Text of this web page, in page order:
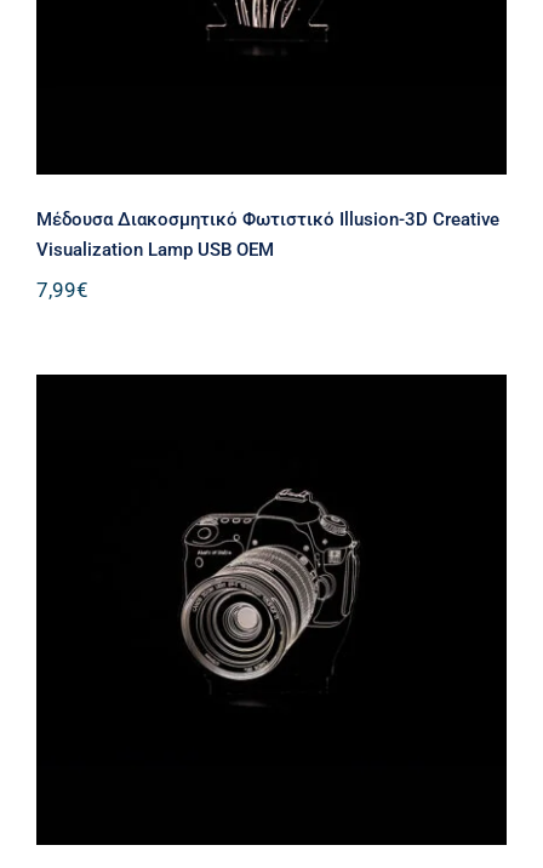
Μέδουσα Διακοσμητικό Φωτιστικό Illusion-3D Creative
Visualization Lamp USB ΟΕΜ
7,99€
Φωτογραφική Μηχανή Διακοσμητικό
Φωτιστικό Illusion-3D Creative
Visualization Lamp USB ΟΕΜ